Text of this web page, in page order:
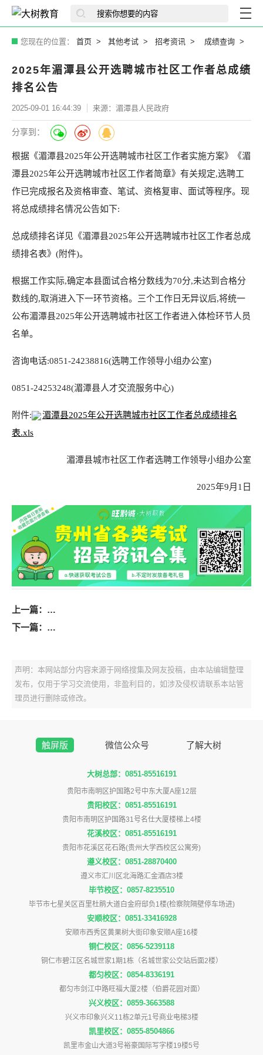
您现在的位置： 首页 其他考试 招考资讯 成绩查询
2025年湄潭县公开选聘城市社区工作者总成绩
排名公告
2025-09-01 16:44:39 来源：湄潭县人民政府
分享到：
根据《湄潭县2025年公开选聘城市社区工作者实施方案》《湄
潭县2025年公开选聘城市社区工作者简章》有关规定,选聘工
作已完成报名及资格审查、笔试、资格复审、面试等程序。现
将总成绩排名情况公告如下:
总成绩排名详见《湄潭县2025年公开选聘城市社区工作者总成
绩排名表》(附件)。
根据工作实际,确定本县面试合格分数线为70分,未达到合格分
数线的,取消进入下一环节资格。三个工作日无异议后,将统一
公布湄潭县2025年公开选聘城市社区工作者进入体检环节人员
名单。
咨询电话:0851-24238816(选聘工作领导小组办公室)
0851-24253248(湄潭县人才交流服务中心)
附件:
湄潭县2025年公开选聘城市社区工作者总成绩排名
表.xls
湄潭县城市社区工作者选聘工作领导小组办公室
2025年9月1日
上一篇：
2025年仁怀市公开选聘城市社区工作者总成绩排名公告
下一篇：
2025年桐梓县公开选聘城市社区工作者总成绩排名公告
声明：本网站部分内容来源于网络搜集及网友投稿，由本站编辑整理
发布，仅用于学习交流使用，非盈利目的，如涉及侵权请联系本站管
理员进行删除或修改。
触屏版 微信公众号 了解大树
大树总部：0851-85516191
贵阳市南明区护国路2号中东大厦A座12层
贵阳校区：0851-85516191
贵阳市南明区护国路31号名仕大厦楼梯上4楼
花溪校区：0851-85516191
贵阳市花溪区花石路(贵州大学西校区公寓旁)
遵义校区：0851-28870400
遵义市汇川区北海路汇金酒店3楼
毕节校区：0857-8235510
毕节市七星关区百里杜鹃大道白金府邸负1楼(检察院隔壁停车场进)
安顺校区：0851-33416928
安顺市西秀区黄果树大街印象安顺A座16楼
铜仁校区：0856-5239118
铜仁市碧江区名城世家1期1栋（名城世家公交站后面2楼）
都匀校区：0854-8336191
都匀市剑江中路旺福大厦2楼（伯爵花园对面）
兴义校区：0859-3663588
兴义市印象兴义11栋2单元1号商业电梯3楼
凯里校区：0855-8504866
凯里市金山大道3号裕豪国际写字楼19楼5号